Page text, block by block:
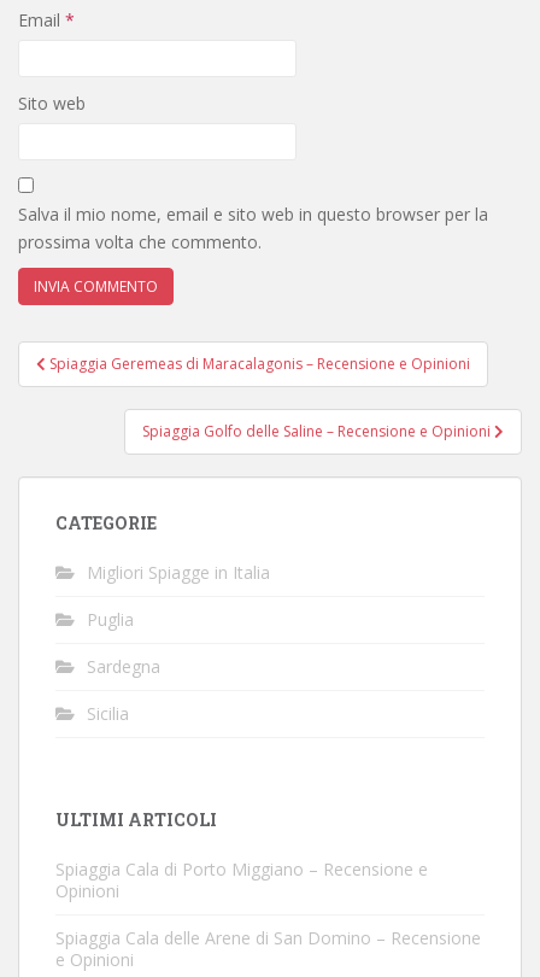
Email *
Sito web
Salva il mio nome, email e sito web in questo browser per la
prossima volta che commento.
Navigazione
articoli
Spiaggia Geremeas di Maracalagonis – Recensione e Opinioni
Spiaggia Golfo delle Saline – Recensione e Opinioni
CATEGORIE
Migliori Spiagge in Italia
Puglia
Sardegna
Sicilia
ULTIMI ARTICOLI
Spiaggia Cala di Porto Miggiano – Recensione e
Opinioni
Spiaggia Cala delle Arene di San Domino – Recensione
e Opinioni